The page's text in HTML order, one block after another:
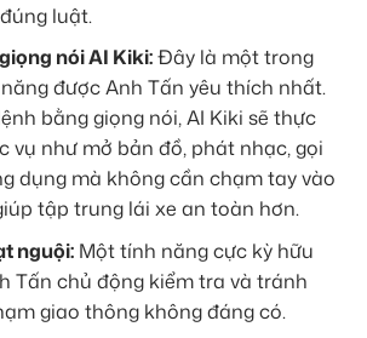
luật.
nói AI Kiki:Đây là một trong
được Anh Tấn yêu thích nhất.
bằng giọng nói, AI Kiki sẽ thực
vụ như mở bản đồ, phát nhạc, gọi
dụng mà không cần chạm tay vào
tập trung lái xe an toàn hơn.
nguội: Một tính năng cực kỳ hữu
Tấn chủ động kiểm tra và tránh
giao thông không đáng có.